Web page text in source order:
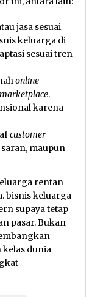
jasa sesuai
keluarga di
sesuai tren
online
marketplace.
karena
customer
maupun
rentan
bisnis keluarga
supaya tetap
pasar. Bukan
kelas dunia